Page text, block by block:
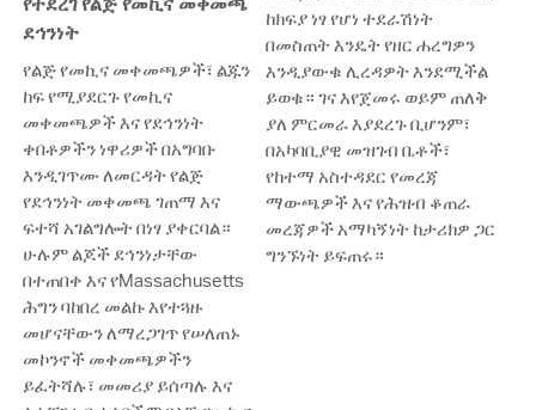
ደኅንነት
የልጅ የመኪና መቀመጫዎች፣ ልጁን
ከፍ የሚያደርጉ የመኪና
መቀመጫዎች እና የደኅንነት
ቀበቶዎችን ነዋሪዎች በአግባቡ
እንዲገጥሙ ለመርዳት የልጅ
የደኅንነት መቀመጫ ገጠማ እና
ፍተሻ አገልግሎት በነፃ ያቀርባል።
ሁሉም ልጆች ደኅንነታቸው
በተጠበቀ እና የMassachusetts
ሕግን ባከበረ መልኩ እየተጓዙ
መሆናቸውን ለማረጋገጥ የሠለጠኑ
መኮንኖች መቀመጫዎችን
ይፈትሻሉ፣ መመሪያ ይሰጣሉ እና
ከክፍያ ነፃ የሆነ ተደራሽነት
በመስጠት እንዴት የዘር ሐረግዎን
እንዲያውቁ ሊረዳዎት እንደሚችል
ይወቁ። ገና እየጀመሩ ወይም ጠለቅ
ያለ ምርመራ እያደረጉ ቢሆንም፣
በአካባቢያዊ መዝገብ ቤቶች፣
የከተማ አስተዳደር የመረጃ
ማውጫዎች እና የሕዝብ ቆጠራ
መረጃዎች አማካኝነት ከታሪክዎ ጋር
ግንኙነት ይፍጠሩ።